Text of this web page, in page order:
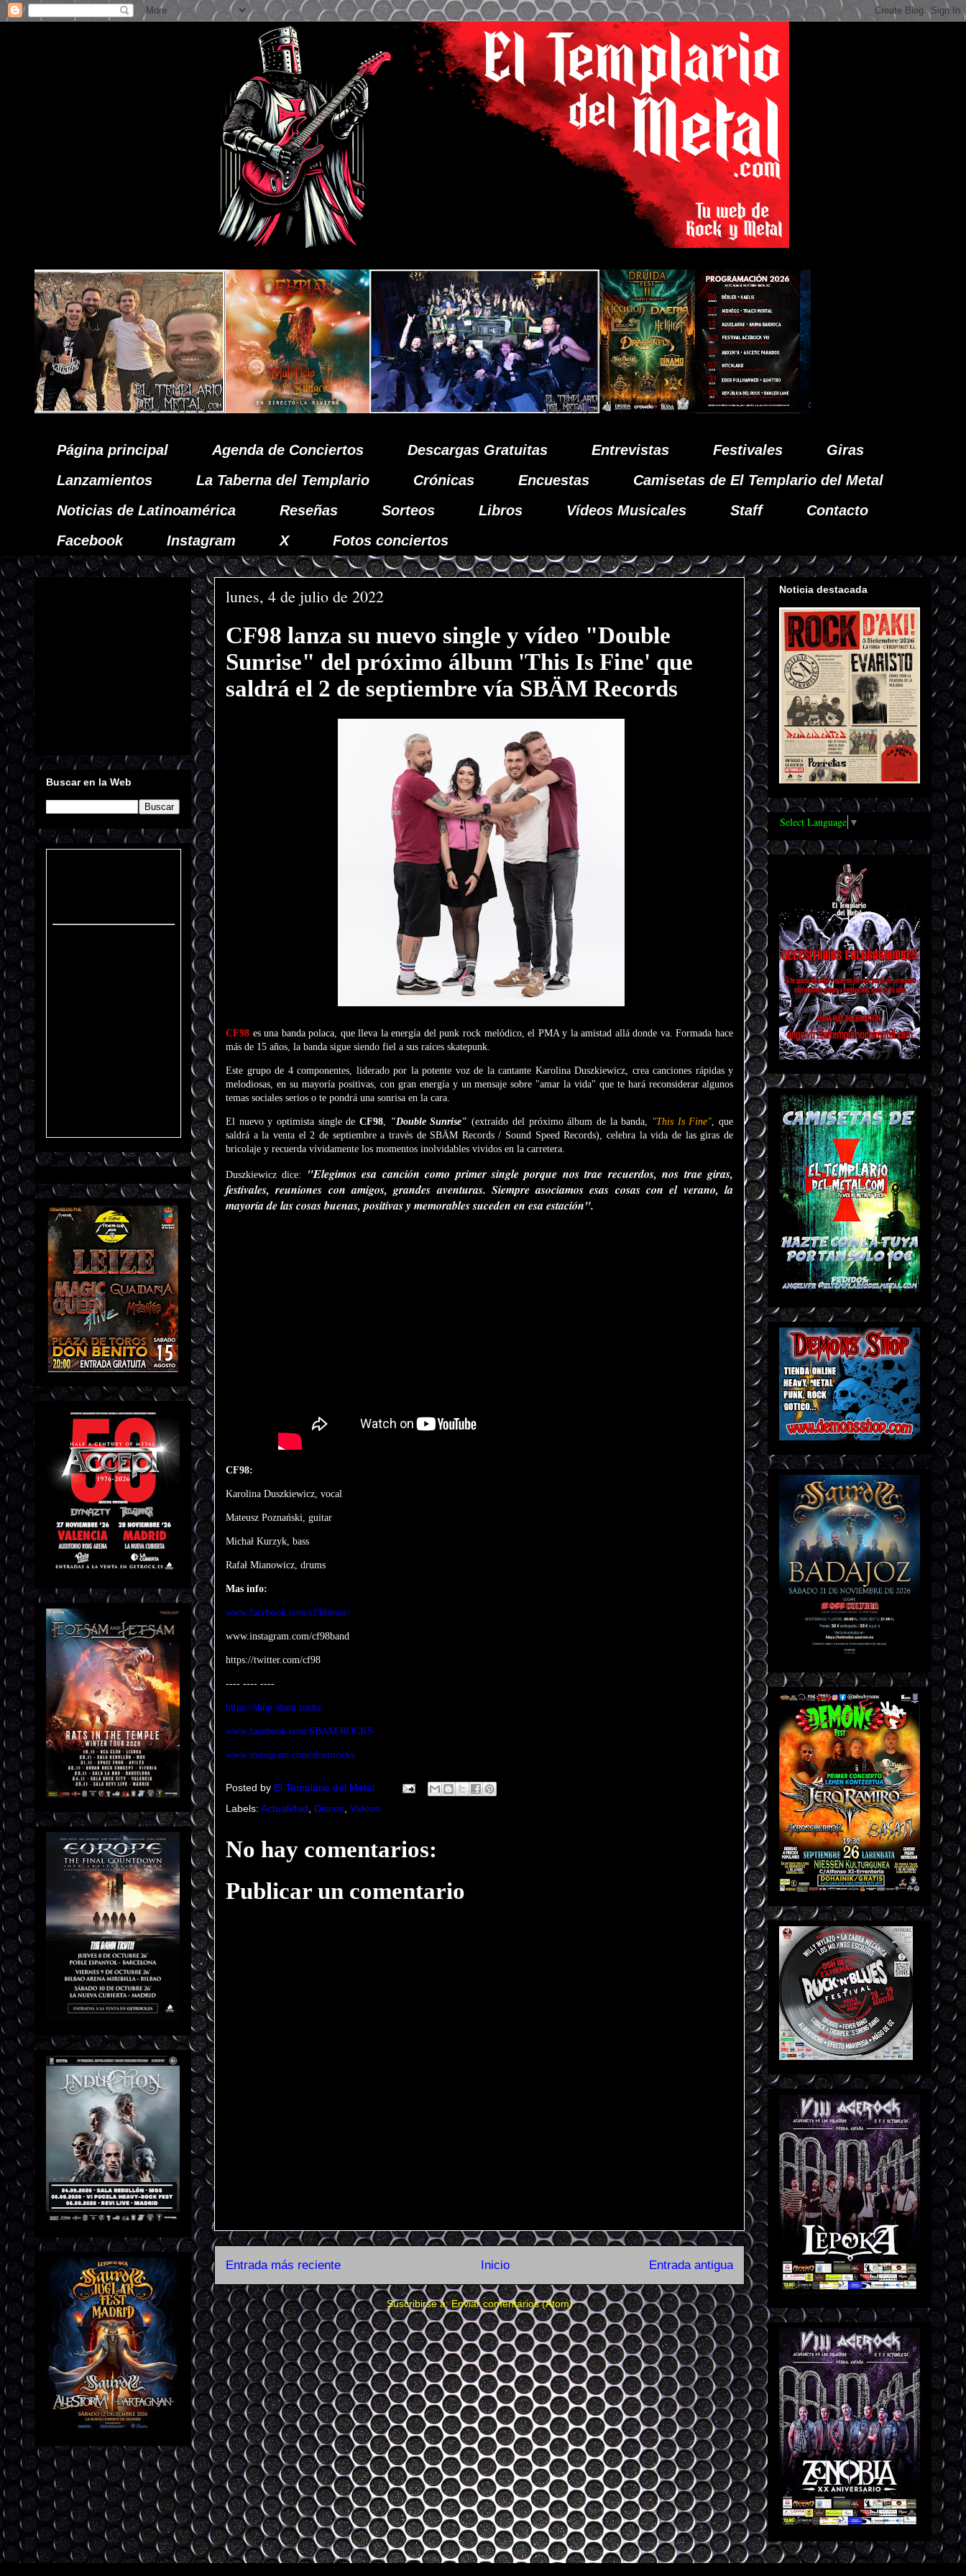
Página principal Agenda de Conciertos Descargas Gratuitas Entrevistas Festivales
Giras
Lanzamientos
La Taberna del Templario Crónicas Encuestas
Camisetas de El Templario del Metal
Noticias de Latinoamérica
Reseñas Sorteos Libros Vídeos Musicales Staff
Contacto
Facebook
Instagram X Fotos conciertos
lunes, 4 de julio de 2022
CF98 lanza su nuevo single y vídeo "Double
Sunrise" del próximo álbum 'This Is Fine' que
saldrá el 2 de septiembre vía SBÄM Records
CF98 es una banda polaca, que lleva la energía del punk rock melódico, el PMA y la amistad allá donde va. Formada hace
más de 15 años, la banda sigue siendo fiel a sus raíces skatepunk.
Este grupo de 4 componentes, liderado por la potente voz de la cantante Karolina Duszkiewicz, crea canciones rápidas y
melodiosas, en su mayoría positivas, con gran energía y un mensaje sobre "amar la vida" que te hará reconsiderar algunos
temas sociales serios o te pondrá una sonrisa en la cara.
El nuevo y optimista single deCF98, "Double Sunrise" (extraído del próximo álbum de la banda, "This Is Fine", que
saldrá a la venta el 2 de septiembre a través de SBÄM Records / Sound Speed Records), celebra la vida de las giras de
bricolaje y recuerda vívidamente los momentos inolvidables vividos en la carretera.
Duszkiewicz dice:
"Elegimos esa canción como primer single porque nos trae recuerdos, nos trae giras,
festivales, reuniones con amigos, grandes aventuras. Siempre asociamos esas cosas con el verano, la
mayoría de las cosas buenas, positivas y memorables suceden en esa estación".
CF98:
Karolina Duszkiewicz, vocal
Mateusz Poznański, guitar
Michał Kurzyk, bass
Rafał Mianowicz, drums
Mas info:
www.facebook.com/cf98music
www.instagram.com/cf98band
https://twitter.com/cf98
---- ---- ----
https://shop.sbam.rocks
www.facebook.com/SBAM.ROCKS
www.instagram.com/sbamrocks
Posted by El Templario del Metal
Labels: Actualidad Discos Videos
No hay comentarios:
Publicar un comentario
Entrada más reciente Entrada antigua
Inicio
Suscribirse a:Enviar comentarios (Atom)
Buscar en la Web
Noticia destacada
Select Language ▼